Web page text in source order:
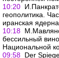
10:20
геополитика.
иранская
10:18
бессильный
Национальной
09:58 Der